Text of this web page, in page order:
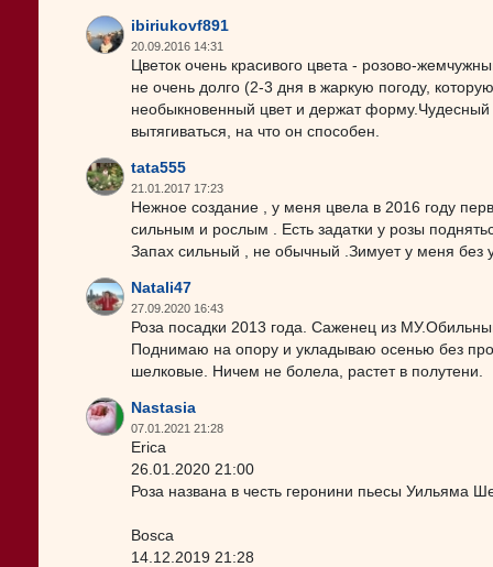
ibiriukovf891
20.09.2016 14:31
Цветок очень красивого цвета - розово-
не очень долго (2-3 дня в жаркую погоду,
необыкновенный цвет и держат
вытягиваться, на что он способен.
tata555
21.01.2017 17:23
Нежное создание , у меня цвела в 2016 году
сильным и рослым . Есть задатки у розы
Запах сильный , не обычный .Зимует у меня без
Natali47
27.09.2020 16:43
Роза посадки 2013 года. Саженец из
Поднимаю на опору и укладываю осенью без
шелковые. Ничем не болела, растет в полутени.
Nastasia
07.01.2021 21:28
Erica
26.01.2020 21:00
Роза названа в честь геронини пьесы Уильяма
Bosca
14.12.2019 21:28